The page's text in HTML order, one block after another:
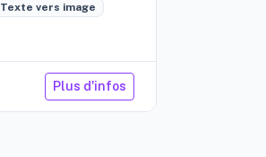
Texte vers image
Plus d'infos